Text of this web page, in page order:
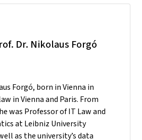
Dr. Nikolaus Forgó
Forgó, born in Vienna in
in Vienna and Paris. From
was Professor of IT Law and
at Leibniz University
as the university’s data